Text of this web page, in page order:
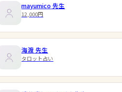
mayumico先生
12,000円
海渡先生
タロット占い